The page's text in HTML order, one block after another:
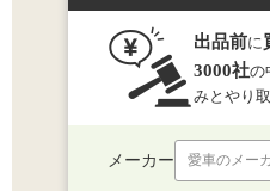
出品前に
3000社の
みとやり
メーカー 愛車のメー